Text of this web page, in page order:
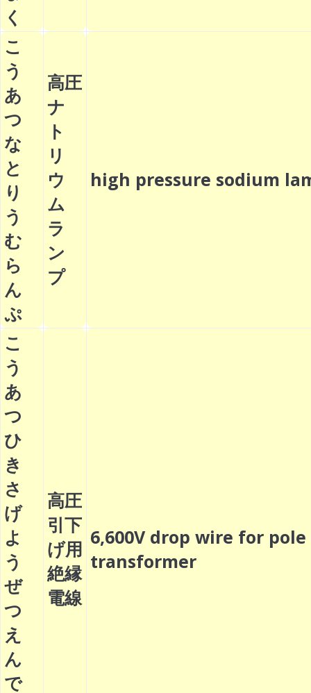
く
こ
う
あ
つ
な
と
り
う
む
ら
ん
ぷ
高圧
ナ
ト
リ
ウ
ム
ラ
ン
プ
high pressure sodium
こ
う
あ
つ
ひ
き
さ
げ
よ
う
ぜ
つ
え
ん
で
高圧
引下
げ用
絶縁
電線
6,600V drop wire for pole
transformer